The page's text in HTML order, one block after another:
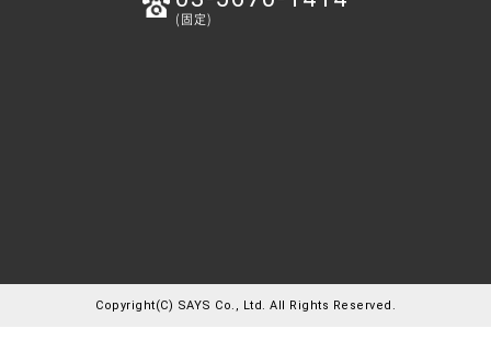
(固定)
Copyright(C) SAYS Co., Ltd. All Rights Reserved.